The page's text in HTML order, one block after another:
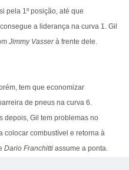
pela 1º posição, até que
a liderança na curva 1. Gil
Jimmy Vasserà frente dele.
tem que economizar
de pneus na curva 6.
depois, Gil tem problemas no
colocar combustível e retorna à
Dario Franchittiassume a ponta.